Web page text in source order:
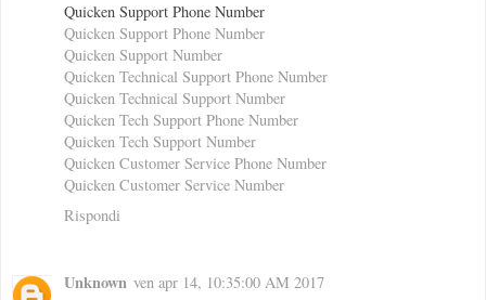
Quicken Support Phone Number
Quicken Support Phone Number
Quicken Support Number
Quicken Technical Support Phone Number
Quicken Technical Support Number
Quicken Tech Support Phone Number
Quicken Tech Support Number
Quicken Customer Service Phone Number
Quicken Customer Service Number
Rispondi
Unknown ven apr 14, 10:35:00 AM 2017